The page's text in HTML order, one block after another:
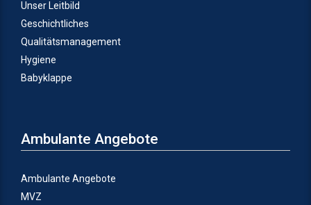
Unser Leitbild
Geschichtliches
Qualitätsmanagement
Hygiene
Babyklappe
Ambulante Angebote
Ambulante Angebote
MVZ